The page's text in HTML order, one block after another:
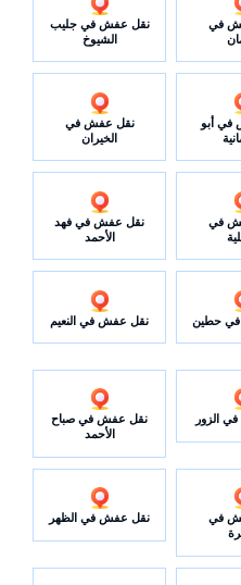
في
نقل عفش في جليب
الشيوخ
أبو
نقل عفش في
الخيران
في
نقل عفش في فهد
الأحمد
حطين نقل عفش في النعيم
الزور
نقل عفش في صباح
الأحمد
في
نقل عفش في الظهر